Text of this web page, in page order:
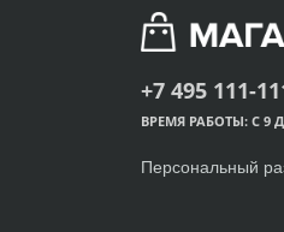
+7 495 111-
ВРЕМЯ РАБОТЫ: С 9
Персональный